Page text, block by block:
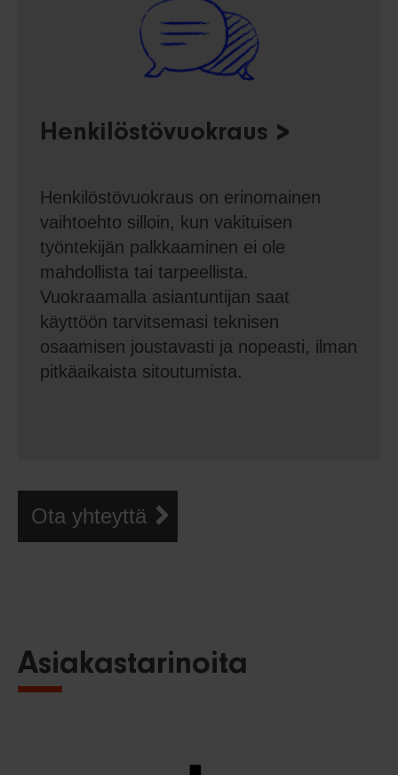
Henkilöstövuokraus
Henkilöstövuokraus on erinomainen
vaihtoehto silloin, kun vakituisen
työntekijän palkkaaminen ei ole
mahdollista tai tarpeellista.
Vuokraamalla asiantuntijan saat
käyttöön tarvitsemasi teknisen
osaamisen joustavasti ja nopeasti, ilman
pitkäaikaista sitoutumista.
Ota yhteyttä
Asiakastarinoita